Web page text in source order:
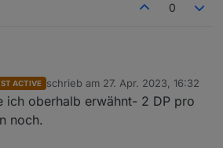
0
homemanager 2 der hat einen Wert
und einen für Einspeisung keine
Zumindest zeigt es im adapter keine an.
leben in den Verbrauch? Habe da
Beim alten Adapter war ja einfach
setzen in Verbrauch einberechnen.
das jetzt nicht.
ACTIVE schrieb am 27. Apr. 2023, 16:32
zuletzt editiert von
ich oberhalb erwähnt- 2 DP pro
noch.